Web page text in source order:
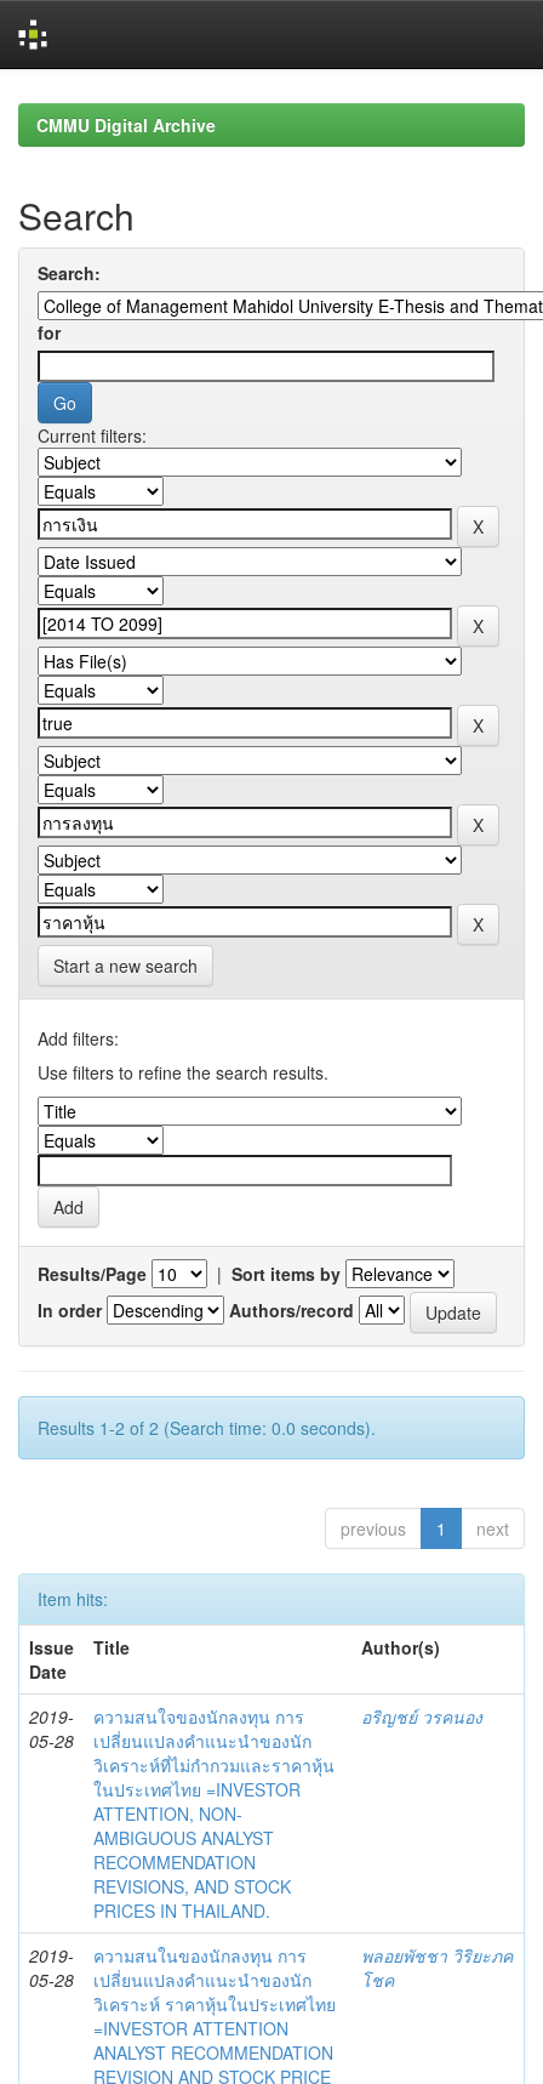
navigationCMMU Digital Archive
Search
Search:
for
Current filters:
Start a new search
Add filters:
Use filters to refine the search results.
Results/Page | Sort items by
In order
Authors/record
Results 1-2 of 2 (Search time: 0.0 seconds).
previous 1 next
Item hits:
Issue
Date
Title Author(s)
2019-
05-28
ความสนใจของนักลงทุน การ
เปลี่ยนแปลงคำแนะนำของนัก
วิเคราะห์ที่ไม่กำกวมและราคาหุ้น
ในประเทศไทย =INVESTOR
ATTENTION, NON-
AMBIGUOUS ANALYST
RECOMMENDATION
REVISIONS, AND STOCK
PRICES IN THAILAND.
อริญชย์ วรคนอง
2019-
05-28
ความสนในของนักลงทุน การ
เปลี่ยนแปลงคำแนะนำของนัก
วิเคราะห์ ราคาหุ้นในประเทศไทย
=INVESTOR ATTENTION
ANALYST RECOMMENDATION
REVISION AND STOCK PRICE
พลอยพัชชา วิริยะภค
โชค